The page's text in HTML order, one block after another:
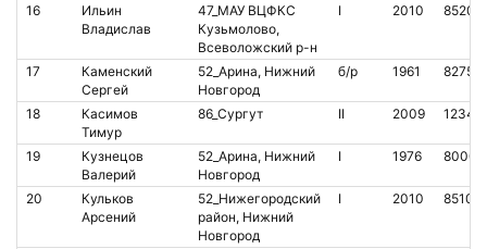
16
Ильин
Владислав
47_МАУ ВЦФКС
Кузьмолово,
Всеволожский р-н
I 2010
17
Каменский
Сергей
52_Арина, Нижний
Новгород
б/р 1961
18
Касимов
Тимур
86_Сургут II 2009
19
Кузнецов
Валерий
52_Арина, Нижний
Новгород
I 1976
20
Кульков
Арсений
52_Нижегородский
район, Нижний
Новгород
I 2010